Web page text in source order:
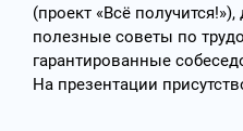
(проект «Всё
полезные советы по
гарантированные
На презентации